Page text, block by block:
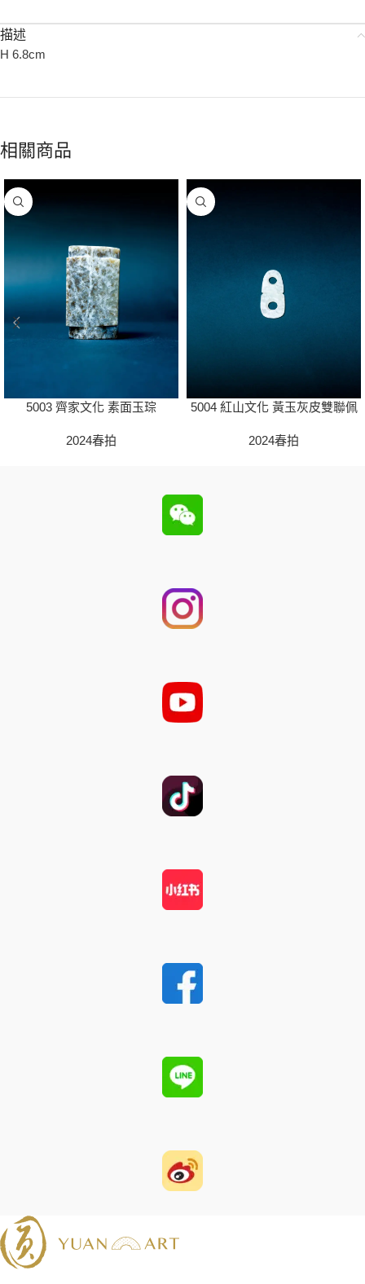
描述
H 6.8cm
相關商品
5003 齊家文化 素面玉琮
2024春拍
5004 紅山文化 黃玉灰皮雙聯佩
2024春拍